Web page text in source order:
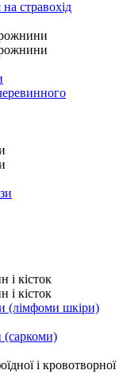
стравохід
і кісток
і кісток
(лімфоми шкіри)
(саркоми)
і кровотворної